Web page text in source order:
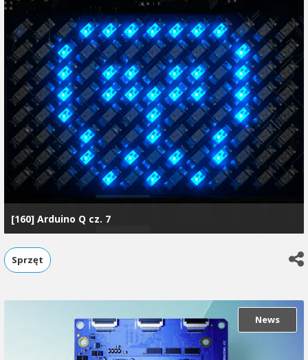
[160] Arduino Q cz. 7
Sprzęt
News